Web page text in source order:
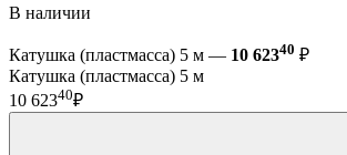
В наличии
Катушка (пластмасса) 5 м — 10 62340 ₽
Катушка (пластмасса) 5 м
10 62340₽